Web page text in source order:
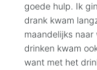
goede hulp. Ik
drank kwam
maandelijks
drinken kwam
want met het